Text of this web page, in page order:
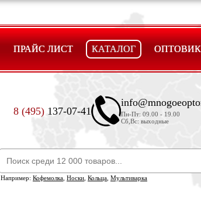
ПРАЙС ЛИСТ КАТАЛОГ
8 (495) 137-07-41
Пн-Пт: 09.00 - 19.00
Сб,Вс: выходные
Например: Кофемолка Носки Кольца Мультиварка